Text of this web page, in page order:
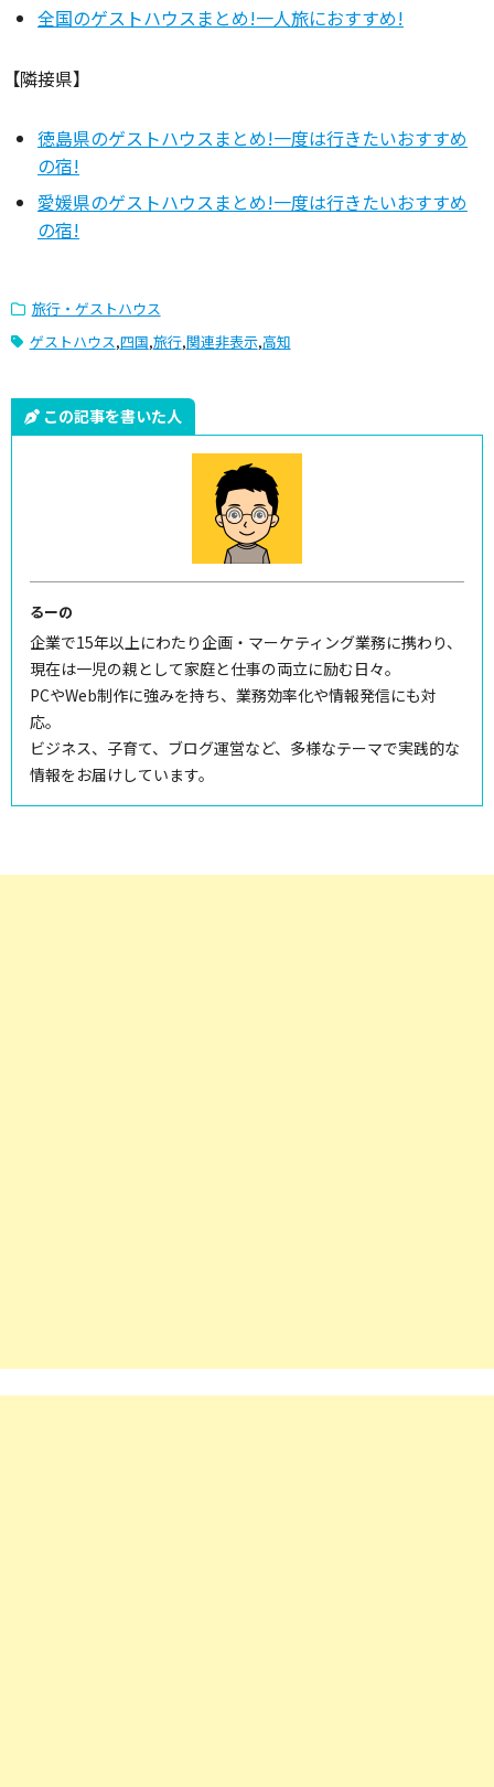
全国のゲストハウスまとめ!一人旅におすすめ!
【隣接県】
徳島県のゲストハウスまとめ!一度は行きたいおすすめ
の宿!
愛媛県のゲストハウスまとめ!一度は行きたいおすすめ
の宿!
旅行・ゲストハウス
ゲストハウス,四国,旅行,関連非表示,高知
この記事を書いた人
るーの
企業で15年以上にわたり企画・マーケティング業務に携わり、
現在は一児の親として家庭と仕事の両立に励む日々。
PCやWeb制作に強みを持ち、業務効率化や情報発信にも対
応。
ビジネス、子育て、ブログ運営など、多様なテーマで実践的な
情報をお届けしています。